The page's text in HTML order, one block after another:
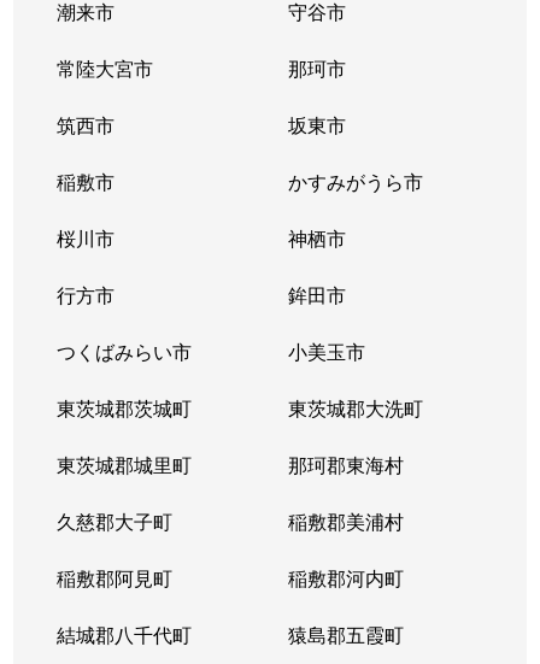
上郷
万博記念公園(茨城)
上郷
万博記念公園(茨城)
上郷
万博記念公園(茨城)
上里
研究学園
上広岡
つくば
上広岡
つくば
上横場
3,100万円
万博記念公園(茨城)
上横場
万博記念公園(茨城)
上横場
万博記念公園(茨城)
苅間
研究学園
神郡
研究学園
倉掛
つくば
潮来市 守谷市
常陸大宮市 那珂市
筑西市 坂東市
稲敷市 かすみがうら市
桜川市 神栖市
行方市 鉾田市
つくばみらい市 小美玉市
東茨城郡茨城町 東茨城郡大洗町
東茨城郡城里町 那珂郡東海村
久慈郡大子町 稲敷郡美浦村
稲敷郡阿見町 稲敷郡河内町
結城郡八千代町 猿島郡五霞町